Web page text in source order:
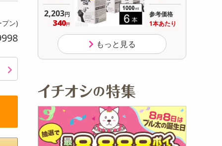
プン)
参考価格 5,184
1本あたり 379 .9
もっと見る